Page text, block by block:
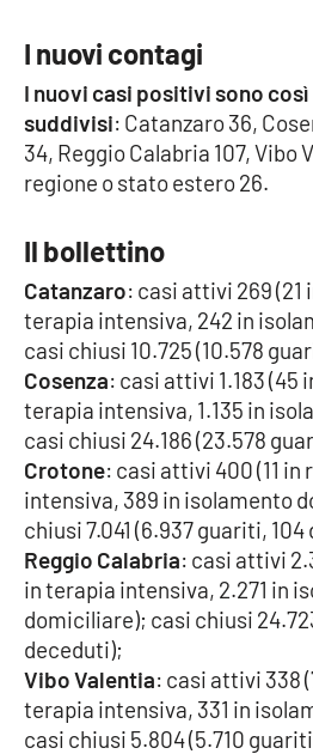
Cultura
Economia e Lavoro
Politica
Società
Sport
RUBRICHE
Good Morning Vietnam
Parchi Marini Calabria
Leggendo Alvaro insieme
Imprese Di Calabria
Le perfidie di Antonella Grippo
I nuovi contagi
I nuovi casi positivi sono così
suddivisi: Catanzaro 36,
34, Reggio Calabria 107, Vibo
regione o stato estero 26.
Il bollettino
Catanzaro: casi attivi 269 (21
terapia intensiva, 242 in
casi chiusi 10.725 (10.578
Cosenza: casi attivi 1.183 (45
terapia intensiva, 1.135 in
casi chiusi 24.186 (23.578
Crotone: casi attivi 400 (11
intensiva, 389 in isolamento
chiusi 7.041 (6.937 guariti,
Reggio Calabria: casi attivi
in terapia intensiva, 2.271 in
domiciliare); casi chiusi
deceduti);
Vibo Valentia: casi attivi 338
terapia intensiva, 331 in
casi chiusi 5.804 (5.710